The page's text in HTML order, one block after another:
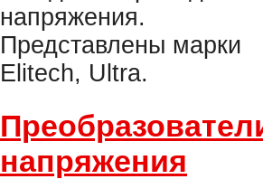
напряжения.
Представлены марки
Elitech, Ultra.
напряжения